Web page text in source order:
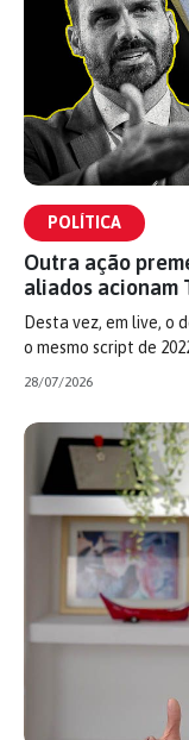
POLÍTICA
Outra ação
aliados acionam
Desta vez, em live, o
o mesmo script de
28/07/2026